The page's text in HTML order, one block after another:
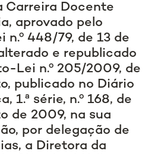
Carreira Docente
aprovado pelo
n.º 448/79, de 13 de
e republicado
Lei n.º 205/2009, de
publicado no Diário
1.ª série, n.º 168, de
de 2009, na sua
por delegação de
a Diretora da